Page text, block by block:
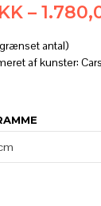
–
antal)
af kunster: